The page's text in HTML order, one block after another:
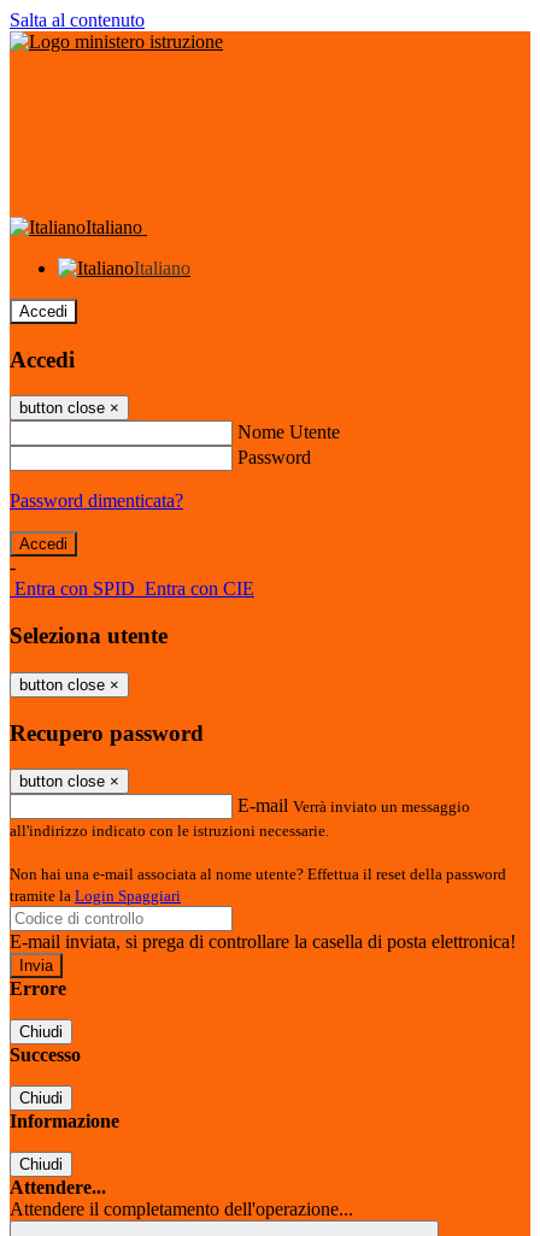
Salta al contenuto
Italiano
Italiano
Accedi
Accedi
button close ×
Nome Utente
Password
Password dimenticata?
-
Entra con SPID Entra con CIE
Seleziona utente
button close ×
Recupero password
button close ×
E-mail Verrà inviato un messaggio
all'indirizzo indicato con le istruzioni necessarie.
Non hai una e-mail associata al nome utente? Effettua il reset della password
tramite la Login Spaggiari
E-mail inviata, si prega di controllare la casella di posta elettronica!
Errore
Chiudi
Successo
Chiudi
Informazione
Chiudi
Attendere...
Attendere il completamento dell'operazione...